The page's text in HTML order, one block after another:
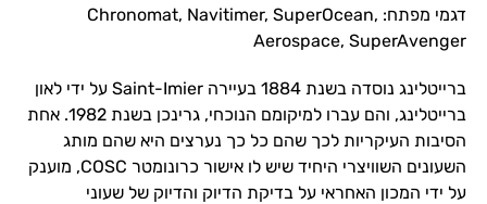
דגמי מפתח: Chronomat, Navitimer, SuperOcean,
Aerospace, SuperAvenger
ברייטלינג נוסדה בשנת 1884 בעיירה Saint-Imier על ידי לאון
ברייטלינג, והם עברו למיקומם הנוכחי, גרינכן בשנת 1982. אחת
הסיבות העיקריות לכך שהם כל כך נערצים היא שהם מותג
השעונים השוויצרי היחיד שיש לו אישור כרונומטר COSC, מוענק
על ידי המכון האחראי על בדיקת הדיוק והדיוק של שעוני